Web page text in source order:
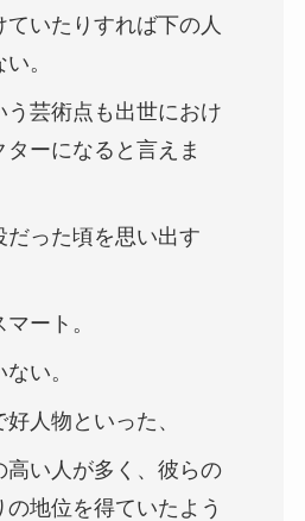
いたりすれば下の人
。
う芸術点も出世におけ
ターになると言えま
だった頃を思い出す
ート。
い。
人物といった、
高い人が多く、彼らの
地位を得ていたよう